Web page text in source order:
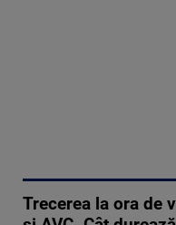
Trecerea la ora de